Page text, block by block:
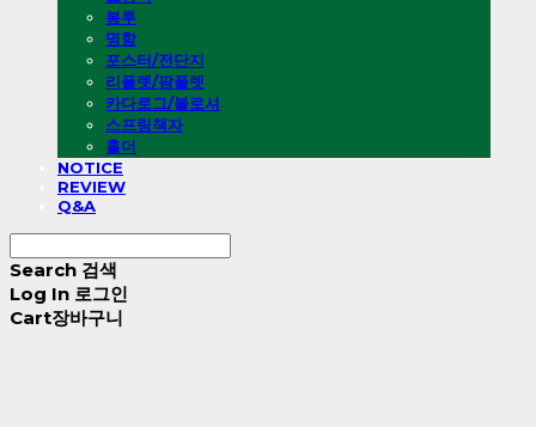
봉투
명함
포스터/전단지
리플렛/팜플렛
카다로그/블로셔
스프링책자
홀더
NOTICE
REVIEW
Q&A
Search 검색
Log In 로그인
Cart장바구니